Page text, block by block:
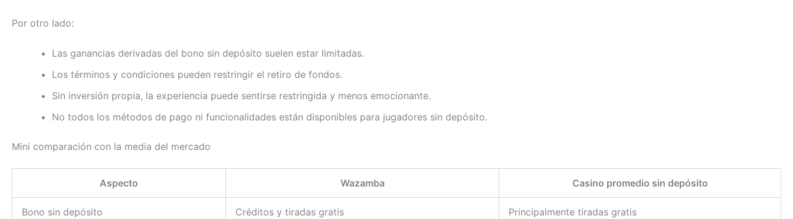
Por otro lado:
Las ganancias derivadas del bono sin depósito suelen estar limitadas.
Los términos y condiciones pueden restringir el retiro de fondos.
Sin inversión propia, la experiencia puede sentirse restringida y menos emocionante.
No todos los métodos de pago ni funcionalidades están disponibles para jugadores sin depósito.
Mini comparación con la media del mercado
Aspecto Wazamba Casino promedio sin depósito
Bono sin depósito Créditos y tiradas gratis Principalmente tiradas gratis